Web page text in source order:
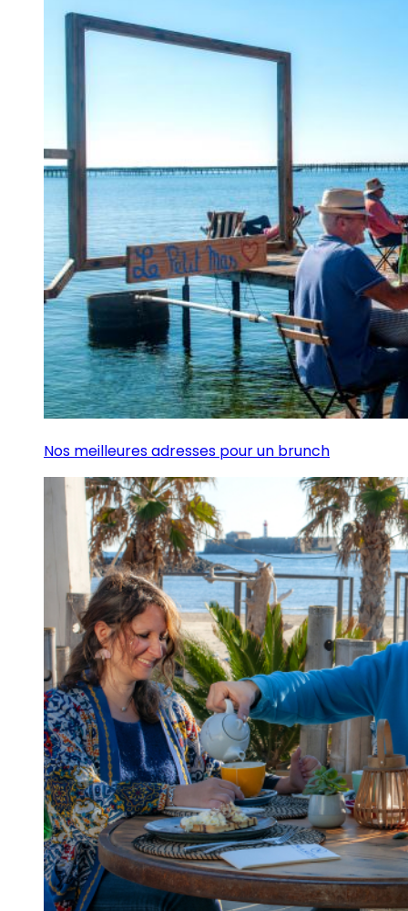
Nos meilleures adresses pour un brunch